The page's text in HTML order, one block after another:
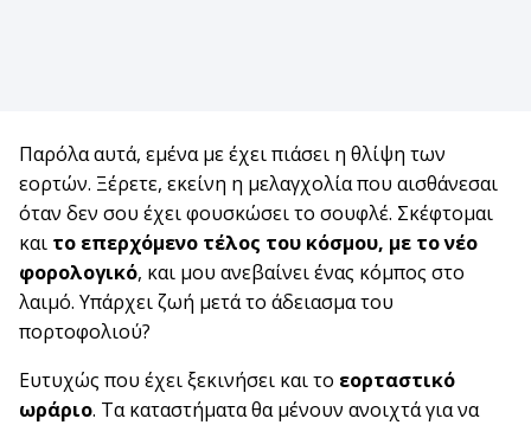
Παρόλα αυτά, εμένα με έχει πιάσει η θλίψη των
εορτών. Ξέρετε, εκείνη η μελαγχολία που αισθάνεσαι
όταν δεν σου έχει φουσκώσει το σουφλέ. Σκέφτομαι
και το επερχόμενο τέλος του κόσμου, με το νέο
φορολογικό, και μου ανεβαίνει ένας κόμπος στο
λαιμό. Υπάρχει ζωή μετά το άδειασμα του
πορτοφολιού?
Ευτυχώς που έχει ξεκινήσει και το εορταστικό
ωράριο. Τα καταστήματα θα μένουν ανοιχτά για να